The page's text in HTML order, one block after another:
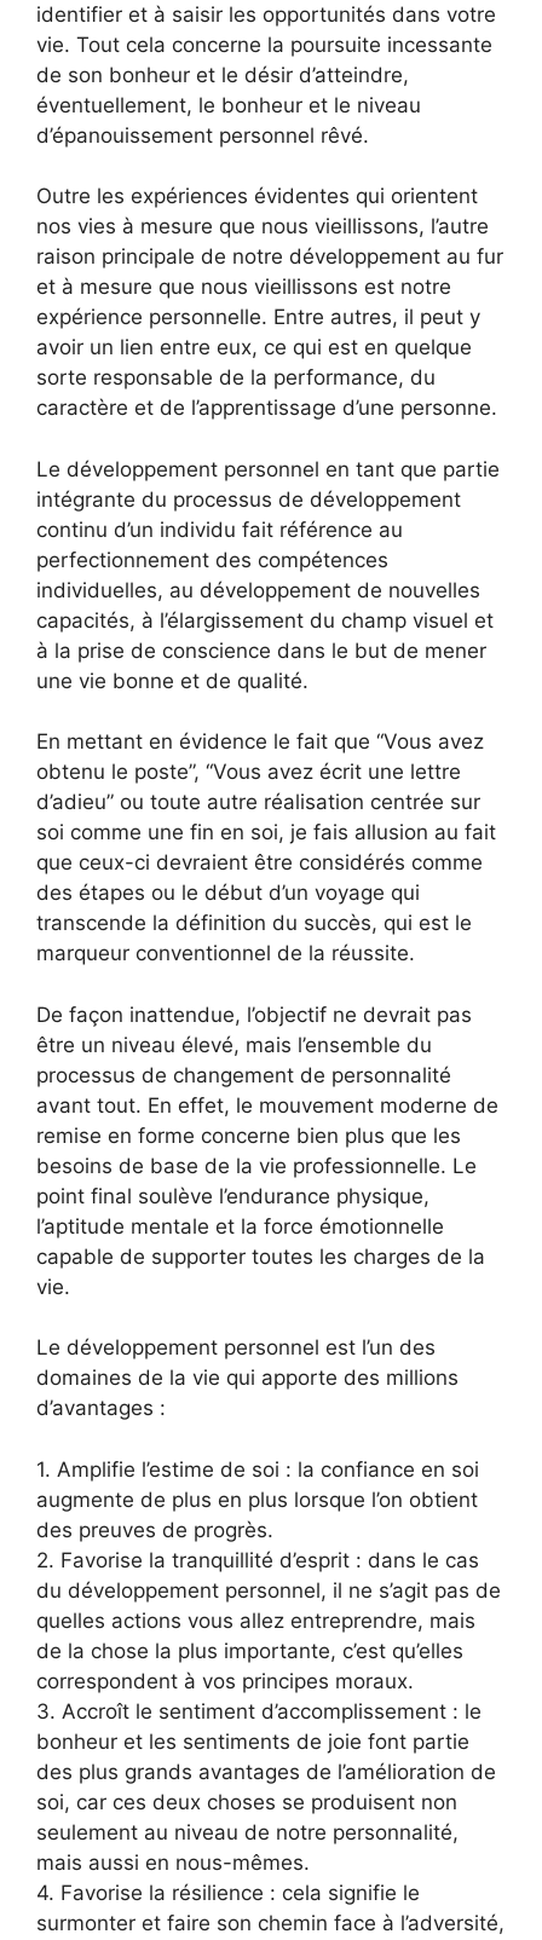
identifier et à saisir les opportunités dans votre
vie. Tout cela concerne la poursuite incessante
de son bonheur et le désir d’atteindre,
éventuellement, le bonheur et le niveau
d’épanouissement personnel rêvé.
Outre les expériences évidentes qui orientent
nos vies à mesure que nous vieillissons, l’autre
raison principale de notre développement au fur
et à mesure que nous vieillissons est notre
expérience personnelle. Entre autres, il peut y
avoir un lien entre eux, ce qui est en quelque
sorte responsable de la performance, du
caractère et de l’apprentissage d’une personne.
Le développement personnel en tant que partie
intégrante du processus de développement
continu d’un individu fait référence au
perfectionnement des compétences
individuelles, au développement de nouvelles
capacités, à l’élargissement du champ visuel et
à la prise de conscience dans le but de mener
une vie bonne et de qualité.
En mettant en évidence le fait que “Vous avez
obtenu le poste”, “Vous avez écrit une lettre
d’adieu” ou toute autre réalisation centrée sur
soi comme une fin en soi, je fais allusion au fait
que ceux-ci devraient être considérés comme
des étapes ou le début d’un voyage qui
transcende la définition du succès, qui est le
marqueur conventionnel de la réussite.
De façon inattendue, l’objectif ne devrait pas
être un niveau élevé, mais l’ensemble du
processus de changement de personnalité
avant tout. En effet, le mouvement moderne de
remise en forme concerne bien plus que les
besoins de base de la vie professionnelle. Le
point final soulève l’endurance physique,
l’aptitude mentale et la force émotionnelle
capable de supporter toutes les charges de la
vie.
Le développement personnel est l’un des
domaines de la vie qui apporte des millions
d’avantages :
1. Amplifie l’estime de soi : la confiance en soi
augmente de plus en plus lorsque l’on obtient
des preuves de progrès.
2. Favorise la tranquillité d’esprit : dans le cas
du développement personnel, il ne s’agit pas de
quelles actions vous allez entreprendre, mais
de la chose la plus importante, c’est qu’elles
correspondent à vos principes moraux.
3. Accroît le sentiment d’accomplissement : le
bonheur et les sentiments de joie font partie
des plus grands avantages de l’amélioration de
soi, car ces deux choses se produisent non
seulement au niveau de notre personnalité,
mais aussi en nous-mêmes.
4. Favorise la résilience : cela signifie le
surmonter et faire son chemin face à l’adversité,